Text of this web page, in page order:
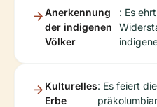
Anerkennung
der indigenen
Völker
: Es
Kulturelles
Erbe
: Es feiert